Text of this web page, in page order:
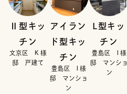
Ⅱ型キッ
チン
文京区 K 様
邸 戸建て
アイラン
ド型キッ
チン
豊島区 I 様
邸 マンショ
ン
L型キッ
チン
豊島区 I 様
邸 マンショ
ン